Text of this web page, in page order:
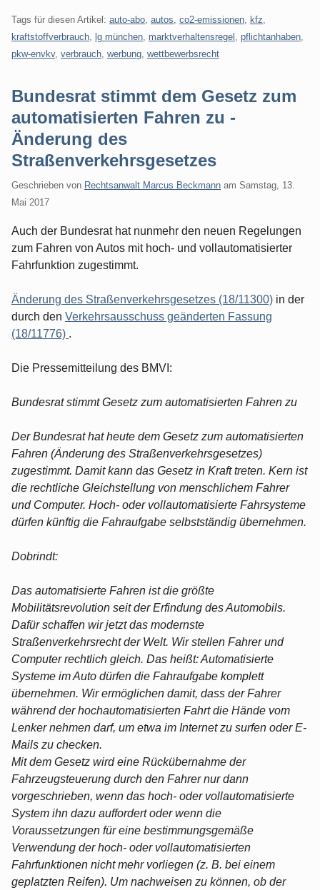
Tags für diesen Artikel: auto-abo autos co2-emissionen kfz
kraftstoffverbrauch
lg münchen marktverhaltensregel pflichtanhaben
pkw-envkv, verbrauch werbung wettbewerbsrecht
Bundesrat stimmt dem Gesetz zum
automatisierten Fahren zu -
Änderung des
Straßenverkehrsgesetzes
Geschrieben von Rechtsanwalt Marcus Beckmann am Samstag, 13.
Mai 2017
Auch der Bundesrat hat nunmehr den neuen Regelungen
zum Fahren von Autos mit hoch- und vollautomatisierter
Fahrfunktion zugestimmt.
Änderung des Straßenverkehrsgesetzes (18/11300) in der
durch den Verkehrsausschuss geänderten Fassung
(18/11776) .
Die Pressemitteilung des BMVI:
Bundesrat stimmt Gesetz zum automatisierten Fahren zu
Der Bundesrat hat heute dem Gesetz zum automatisierten
Fahren (Änderung des Straßenverkehrsgesetzes)
zugestimmt. Damit kann das Gesetz in Kraft treten. Kern ist
die rechtliche Gleichstellung von menschlichem Fahrer
und Computer. Hoch- oder vollautomatisierte Fahrsysteme
dürfen künftig die Fahraufgabe selbstständig übernehmen.
Dobrindt:
Das automatisierte Fahren ist die größte
Mobilitätsrevolution seit der Erfindung des Automobils.
Dafür schaffen wir jetzt das modernste
Straßenverkehrsrecht der Welt. Wir stellen Fahrer und
Computer rechtlich gleich. Das heißt: Automatisierte
Systeme im Auto dürfen die Fahraufgabe komplett
übernehmen. Wir ermöglichen damit, dass der Fahrer
während der hochautomatisierten Fahrt die Hände vom
Lenker nehmen darf, um etwa im Internet zu surfen oder E-
Mails zu checken.
Mit dem Gesetz wird eine Rückübernahme der
Fahrzeugsteuerung durch den Fahrer nur dann
vorgeschrieben, wenn das hoch- oder vollautomatisierte
System ihn dazu auffordert oder wenn die
Voraussetzungen für eine bestimmungsgemäße
Verwendung der hoch- oder vollautomatisierten
Fahrfunktionen nicht mehr vorliegen (z. B. bei einem
geplatzten Reifen). Um nachweisen zu können, ob der